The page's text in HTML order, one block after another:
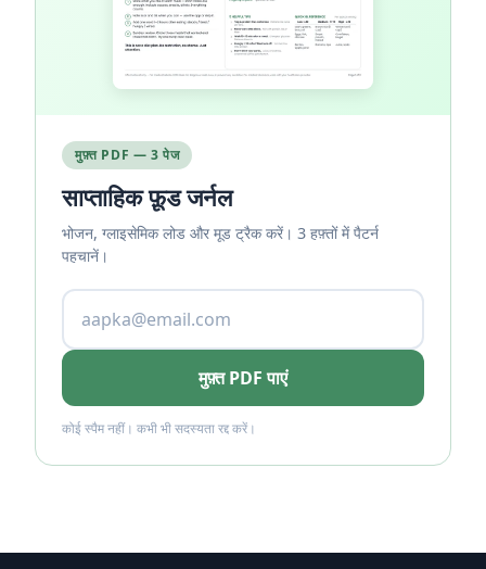
मुफ़्त PDF — 3 पेज
साप्ताहिक फ़ूड जर्नल
भोजन, ग्लाइसेमिक लोड और मूड ट्रैक करें। 3 हफ़्तों में पैटर्न
पहचानें।
मुफ़्त PDF पाएं
कोई स्पैम नहीं। कभी भी सदस्यता रद्द करें।